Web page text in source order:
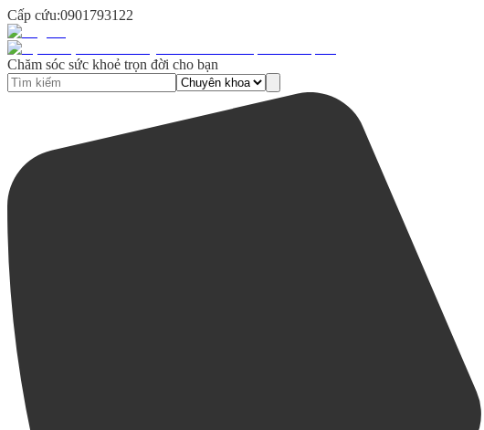
Cấp cứu:0901793122
Chăm sóc sức khoẻ trọn đời cho bạn